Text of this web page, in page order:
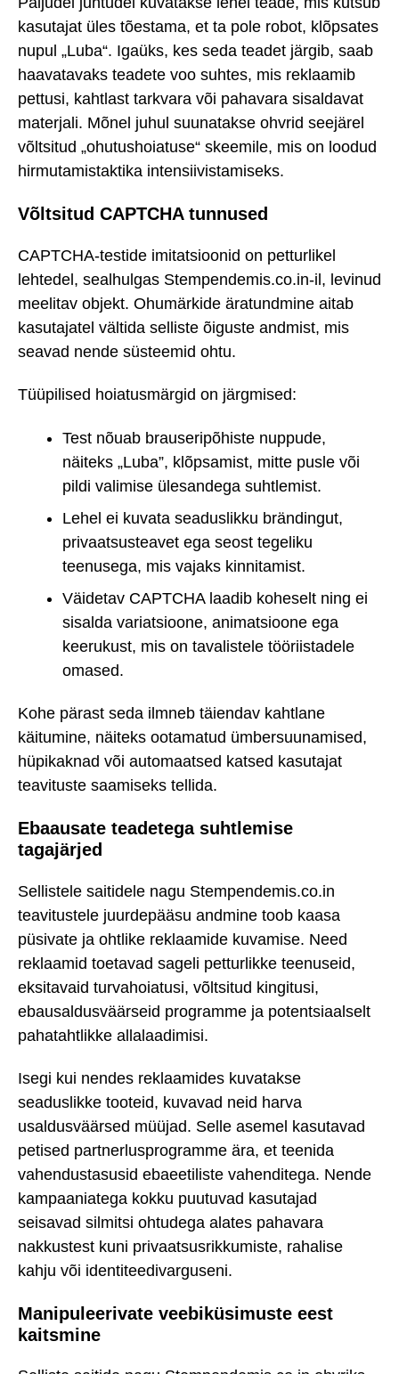
kasutajat üles tõestama, et ta pole robot, klõpsates
nupul „Luba“. Igaüks, kes seda teadet järgib, saab
haavatavaks teadete voo suhtes, mis reklaamib
pettusi, kahtlast tarkvara või pahavara sisaldavat
materjali. Mõnel juhul suunatakse ohvrid seejärel
võltsitud „ohutushoiatuse“ skeemile, mis on loodud
hirmutamistaktika intensiivistamiseks.
Võltsitud CAPTCHA tunnused
CAPTCHA-testide imitatsioonid on petturlikel
lehtedel, sealhulgas Stempendemis.co.in-il, levinud
meelitav objekt. Ohumärkide äratundmine aitab
kasutajatel vältida selliste õiguste andmist, mis
seavad nende süsteemid ohtu.
Tüüpilised hoiatusmärgid on järgmised:
Test nõuab brauseripõhiste nuppude,
näiteks „Luba”, klõpsamist, mitte pusle või
pildi valimise ülesandega suhtlemist.
Lehel ei kuvata seaduslikku brändingut,
privaatsusteavet ega seost tegeliku
teenusega, mis vajaks kinnitamist.
Väidetav CAPTCHA laadib koheselt ning ei
sisalda variatsioone, animatsioone ega
keerukust, mis on tavalistele tööriistadele
omased.
Kohe pärast seda ilmneb täiendav kahtlane
käitumine, näiteks ootamatud ümbersuunamised,
hüpikaknad või automaatsed katsed kasutajat
teavituste saamiseks tellida.
Ebaausate teadetega suhtlemise
tagajärjed
Sellistele saitidele nagu Stempendemis.co.in
teavitustele juurdepääsu andmine toob kaasa
püsivate ja ohtlike reklaamide kuvamise. Need
reklaamid toetavad sageli petturlikke teenuseid,
eksitavaid turvahoiatusi, võltsitud kingitusi,
ebausaldusväärseid programme ja potentsiaalselt
pahatahtlikke allalaadimisi.
Isegi kui nendes reklaamides kuvatakse
seaduslikke tooteid, kuvavad neid harva
usaldusväärsed müüjad. Selle asemel kasutavad
petised partnerlusprogramme ära, et teenida
vahendustasusid ebaeetiliste vahenditega. Nende
kampaaniatega kokku puutuvad kasutajad
seisavad silmitsi ohtudega alates pahavara
nakkustest kuni privaatsusrikkumiste, rahalise
kahju või identiteedivarguseni.
Manipuleerivate veebiküsimuste eest
kaitsmine